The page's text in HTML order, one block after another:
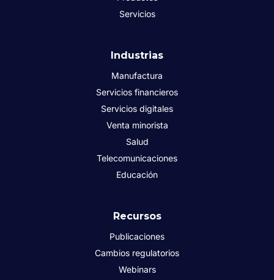
Servicios
Industrias
Manufactura
Servicios financieros
Servicios digitales
Venta minorista
Salud
Telecomunicaciones
Educación
Recursos
Publicaciones
Cambios regulatorios
Webinars